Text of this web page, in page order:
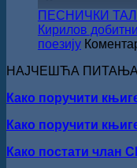
ПЕСНИЧКИ
Кирилов
поезију
НАЈЧЕШЋА ПИТАЊА
Како поручити
Како поручити
Како постати члан